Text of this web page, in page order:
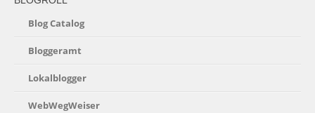
Blog Catalog
Bloggeramt
Lokalblogger
WebWegWeiser